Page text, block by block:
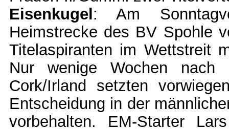
Eisenkugel : Am
Heimstrecke des BV Spohle
Titelaspiranten im Wettstreit
Nur wenige Wochen nach
Cork/Irland setzten
Entscheidung in der
vorbehalten. EM-Starter